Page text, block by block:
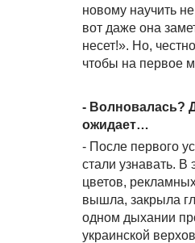
новому научить
вот даже она
несет!». Но,
чтобы на первое
- Волновалась?
ожидает…
- После первого
стали узнавать. В
цветов,
вышла, закрыла
одном дыхании
украинской